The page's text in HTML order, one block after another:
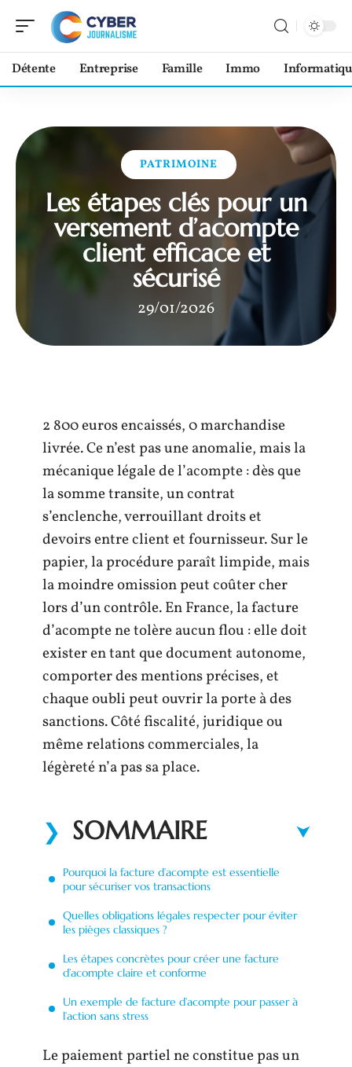
Détente Entreprise Famille Immo
PATRIMOINE
Les étapes clés pour un
versement d’acompte
client efficace et
sécurisé
29/01/2026
2 800 euros encaissés, 0 marchandise
livrée. Ce n’est pas une anomalie, mais la
mécanique légale de l’acompte : dès que
la somme transite, un contrat
s’enclenche, verrouillant droits et
devoirs entre client et fournisseur. Sur le
papier, la procédure paraît limpide, mais
la moindre omission peut coûter cher
lors d’un contrôle. En France, la facture
d’acompte ne tolère aucun flou : elle doit
exister en tant que document autonome,
comporter des mentions précises, et
chaque oubli peut ouvrir la porte à des
sanctions. Côté fiscalité, juridique ou
même relations commerciales, la
légèreté n’a pas sa place.
SOMMAIRE
Pourquoi la facture d’acompte est essentielle
pour sécuriser vos transactions
Quelles obligations légales respecter pour éviter
les pièges classiques ?
Les étapes concrètes pour créer une facture
d’acompte claire et conforme
Un exemple de facture d’acompte pour passer à
l’action sans stress
Le paiement partiel ne constitue pas un